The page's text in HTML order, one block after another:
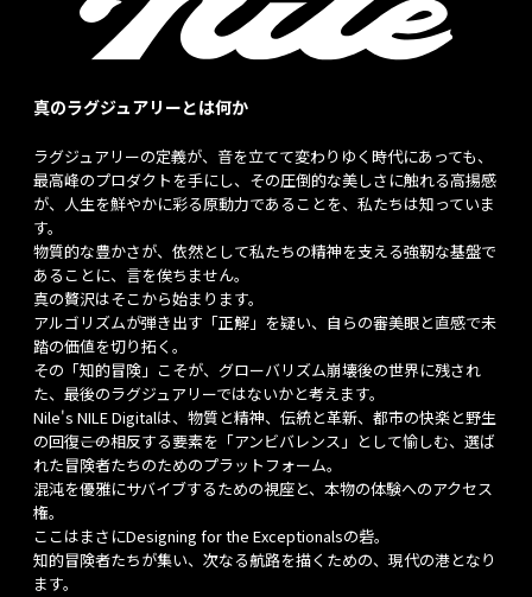
真のラグジュアリーとは何か
ラグジュアリーの定義が、音を立てて変わりゆく時代にあっても、
最高峰のプロダクトを手にし、その圧倒的な美しさに触れる高揚感
が、人生を鮮やかに彩る原動力であることを、私たちは知っていま
す。
物質的な豊かさが、依然として私たちの精神を支える強靭な基盤で
あることに、言を俟ちません。
真の贅沢はそこから始まります。
アルゴリズムが弾き出す「正解」を疑い、自らの審美眼と直感で未
踏の価値を切り拓く。
その「知的冒険」こそが、グローバリズム崩壊後の世界に残され
た、最後のラグジュアリーではないかと考えます。
Nile's NILE Digitalは、物質と精神、伝統と革新、都市の快楽と野生
の回復――この相反する要素を「アンビバレンス」として愉しむ、選ば
れた冒険者たちのためのプラットフォーム。
混沌を優雅にサバイブするための視座と、本物の体験へのアクセス
権。
ここはまさにDesigning for the Exceptionalsの砦。
知的冒険者たちが集い、次なる航路を描くための、現代の港となり
ます。